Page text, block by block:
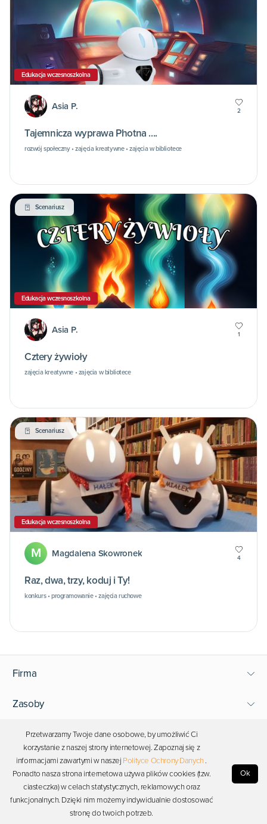
Edukacja wczesnoszkolna
Asia P. 2
Tajemnicza wyprawa Photna ....
rozwój społeczny • zajęcia kreatywne • zajęcia w bibliotece
Scenariusz
Edukacja wczesnoszkolna
Asia P. 1
Cztery żywioły
zajęcia kreatywne • zajęcia w bibliotece
Scenariusz
Edukacja wczesnoszkolna
M Magdalena Skowronek 4
Raz, dwa, trzy, koduj i Ty!
konkurs • programowanie • zajęcia ruchowe
Firma
Zasoby
Wsparcie
Bądź blisko Photona
Copyright © 2026 Photon. Wszelkie prawa zastrzeżone.
Przetwarzamy Twoje dane osobowe, by umożliwić Ci
korzystanie z naszej strony internetowej. Zapoznaj się z
informacjami zawartymi w naszej Polityce Ochrony Danych .
Ponadto nasza strona internetowa używa plików cookies (tzw.
ciasteczka) w celach statystycznych, reklamowych oraz
funkcjonalnych. Dzięki nim możemy indywidualnie dostosować
stronę do twoich potrzeb.
Ok